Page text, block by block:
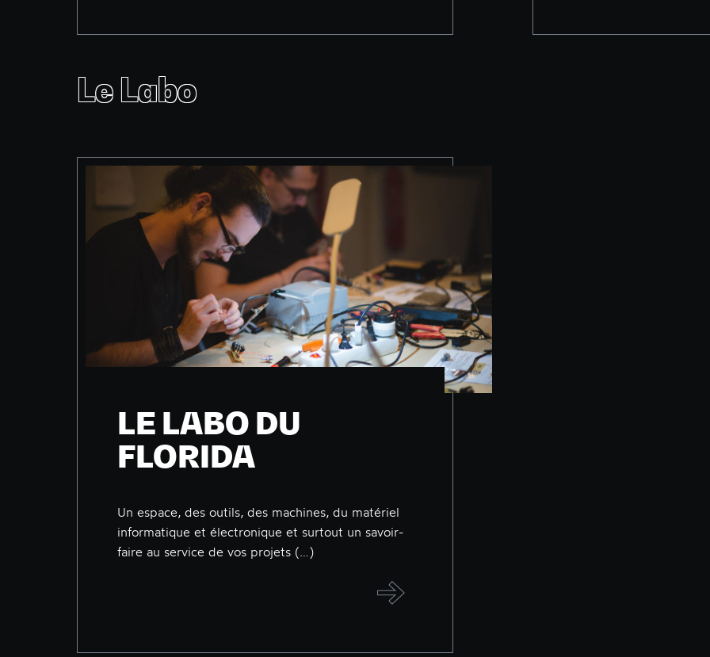
Le Labo
LE LABO DU
FLORIDA
Un espace, des outils, des machines, du matériel
informatique et électronique et surtout un savoir-
faire au service de vos projets (…)